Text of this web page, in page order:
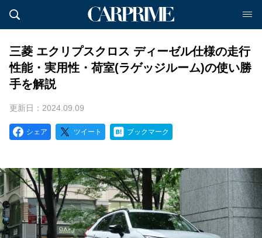
三菱 エクリプスクロス ディーゼル仕様の走行
性能・実用性・荷室(ラゲッジルーム)の使い勝
手を解説
更新日：2024.09.09
シェア ツイート ブックマーク